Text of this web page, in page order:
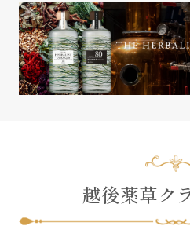
越後薬草ク